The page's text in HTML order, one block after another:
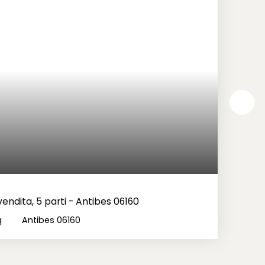
5 parti - Antibes 06160
Antibes 06160